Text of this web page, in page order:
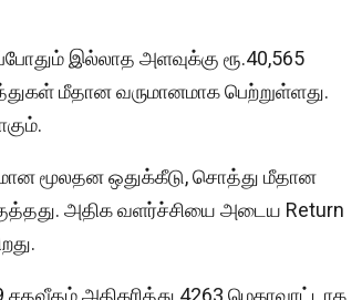
இல்லாத அளவுக்கு ரூ.40,565
மீதான வருமானமாக பெற்றுள்ளது.
மூலதன ஒதுக்கீடு, சொத்து மீதான
அதிக வளர்ச்சியை அடைய Return
அதிகரித்து 4263 மெகாவாட்டாக